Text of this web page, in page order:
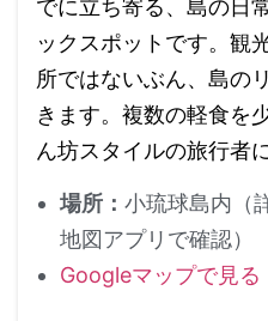
でに立ち寄る、島の日
ックスポットです。観
所ではないぶん、島の
きます。複数の軽食を
ん坊スタイルの旅行者
場所： 小琉球島内（
地図アプリで確認）
Googleマップで見る